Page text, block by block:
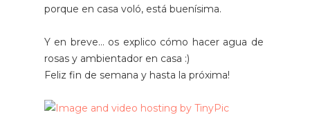
porque en casa voló, está buenísima.
Y en breve... os explico cómo hacer agua de
rosas y ambientador en casa :)
Feliz fin de semana y hasta la próxima!